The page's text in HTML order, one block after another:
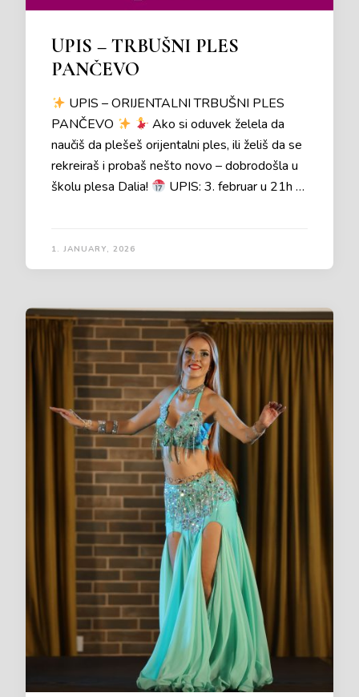
UPIS – TRBUŠNI PLES
PANČEVO
UPIS – ORIJENTALNI TRBUŠNI PLES
PANČEVO
Ako si oduvek želela da
naučiš da plešeš orijentalni ples, ili želiš da se
rekreiraš i probaš nešto novo – dobrodošla u
školu plesa Dalia!
UPIS: 3. februar u 21h …
1. JANUARY, 2026